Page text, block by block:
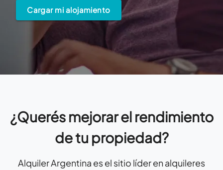
Cargar mi alojamiento
¿Querés mejorar el rendimiento
de tu propiedad?
Alquiler Argentina es el sitio líder en alquileres